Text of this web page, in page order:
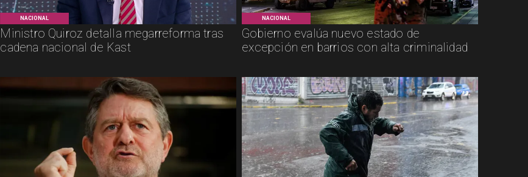
NACIONAL
Ministro Quiroz detalla megarreforma tras
cadena nacional de Kast
NACIONAL
Gobierno evalúa nuevo estado de
excepción en barrios con alta criminalidad